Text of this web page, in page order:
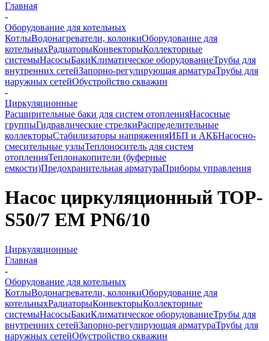
Главная
-
Оборудование для котельных
КотлыВодонагреватели, колонкиОборудование для
котельныхРадиаторыКонвекторыКоллекторные
системыНасосыБакиКлиматическое оборудованиеТрубы для
внутренних сетейЗапорно-регулирующая арматураТрубы для
наружных сетейОбустройство скважин
-
Циркуляционные
Расширительные баки для систем отопленияНасосные
группыГидравлические стрелкиРаспределительные
коллекторыСтабилизаторы напряженияИБП и АКБНасосно-
смесительные узлыТеплоноситель для систем
отопленияТеплонакопители (буферные
емкости)Предохранительная арматураПриборы управления
Насос циркуляционный TOP-
S50/7 EM PN6/10
Циркуляционные
Главная
-
Оборудование для котельных
КотлыВодонагреватели, колонкиОборудование для
котельныхРадиаторыКонвекторыКоллекторные
системыНасосыБакиКлиматическое оборудованиеТрубы для
внутренних сетейЗапорно-регулирующая арматураТрубы для
наружных сетейОбустройство скважин